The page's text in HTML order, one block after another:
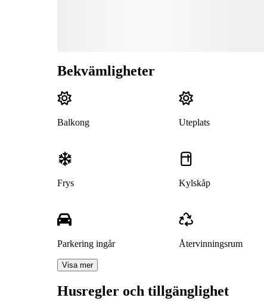
Bekvämligheter
Balkong Uteplats
Frys Kylskåp
Parkering ingår Återvinningsrum
Visa mer
Husregler och tillgänglighet